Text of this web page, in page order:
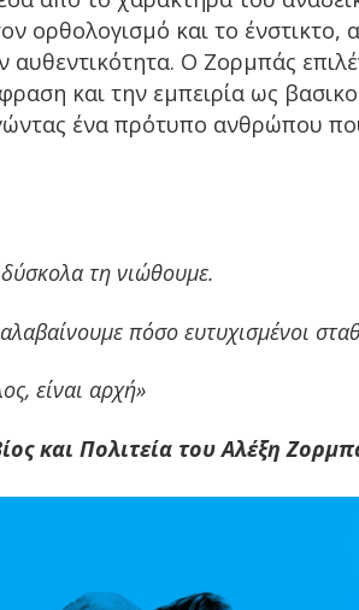
ορθολογισμό και το ένστικτο,
αυθεντικότητα. Ο Ζορμπάς
και την εμπειρία ως
ένα πρότυπο ανθρώπου
τη νιώθουμε.
πόσο ευτυχισμένοι
είναι αρχή»
και Πολιτεία του Αλέξη